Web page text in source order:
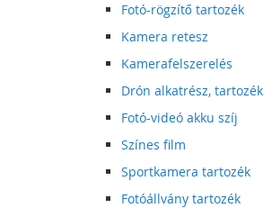
Fotó-rögzítő tartozék
Kamera retesz
Kamerafelszerelés
Drón alkatrész, tartozék
Fotó-videó akku szíj
Színes film
Sportkamera tartozék
Fotóállvány tartozék